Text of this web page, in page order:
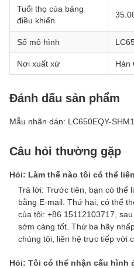
Tuổi thọ của bảng
điều khiển
Số mô hình
Nơi xuất xứ Hàn
Đánh dấu sản phẩm
Mẫu nhãn dán: LC650EQY-SHM1
Câu hỏi thường gặp
Hỏi: Làm thế nào tôi có thể
Trả lời: Trước tiên, bạn có thể
bằng E-mail. Thứ hai, có thể
của tôi: +86 15112103717,
sớm càng tốt. Thứ ba hãy
chúng tôi, liên hệ trực tiếp với
Hỏi: Tôi có thể nhận cấu hình